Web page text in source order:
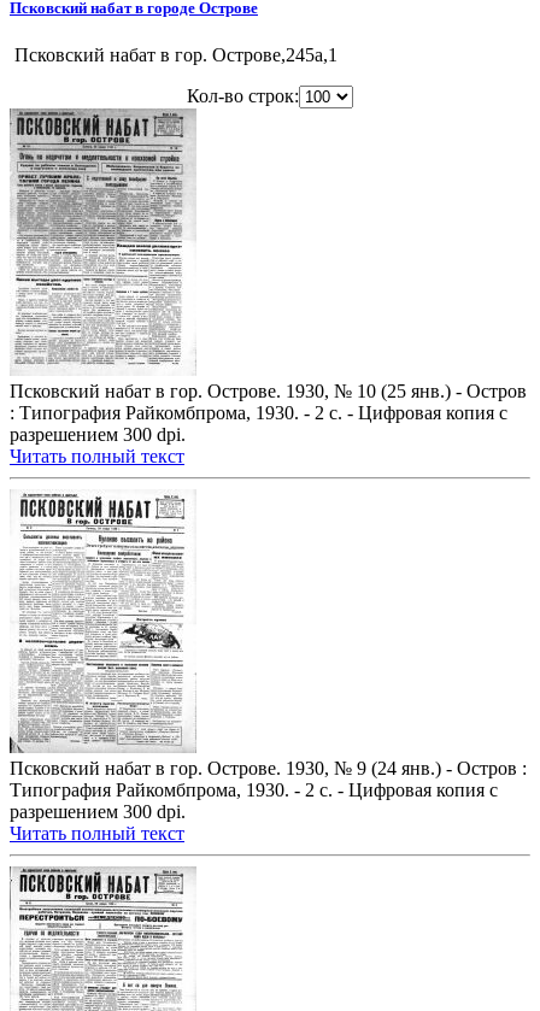
Псковский набат в городе Острове
Псковский набат в гор. Острове,245a,1
Кол-во строк:
Псковский набат в гор. Острове. 1930, № 10 (25 янв.) - Остров
: Типография Райкомбпрома, 1930. - 2 с. - Цифровая копия с
разрешением 300 dpi.
Читать полный текст
Псковский набат в гор. Острове. 1930, № 9 (24 янв.) - Остров :
Типография Райкомбпрома, 1930. - 2 с. - Цифровая копия с
разрешением 300 dpi.
Читать полный текст